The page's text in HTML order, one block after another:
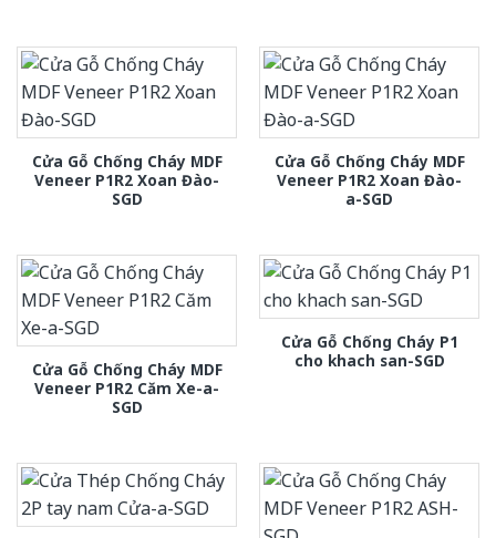
Cửa Gỗ Chống Cháy MDF
Veneer P1R2 Xoan Đào-
SGD
Cửa Gỗ Chống Cháy MDF
Veneer P1R2 Xoan Đào-
a-SGD
Cửa Gỗ Chống Cháy MDF
Veneer P1R2 Căm Xe-a-
SGD
Cửa Gỗ Chống Cháy P1
cho khach san-SGD